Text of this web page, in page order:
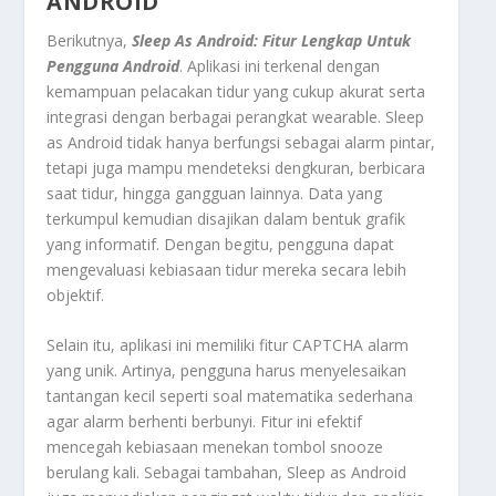
Berikutnya,Sleep As Android: Fitur Lengkap Untuk
Pengguna Android. Aplikasi ini terkenal dengan
kemampuan pelacakan tidur yang cukup akurat serta
integrasi dengan berbagai perangkat wearable. Sleep
as Android tidak hanya berfungsi sebagai alarm pintar,
tetapi juga mampu mendeteksi dengkuran, berbicara
saat tidur, hingga gangguan lainnya. Data yang
terkumpul kemudian disajikan dalam bentuk grafik
yang informatif. Dengan begitu, pengguna dapat
mengevaluasi kebiasaan tidur mereka secara lebih
objektif.
Selain itu, aplikasi ini memiliki fitur CAPTCHA alarm
yang unik. Artinya, pengguna harus menyelesaikan
tantangan kecil seperti soal matematika sederhana
agar alarm berhenti berbunyi. Fitur ini efektif
mencegah kebiasaan menekan tombol snooze
berulang kali. Sebagai tambahan, Sleep as Android